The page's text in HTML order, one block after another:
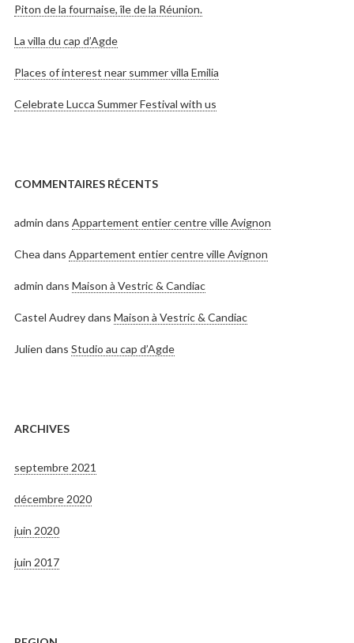
Piton de la fournaise, île de la Réunion.
La villa du cap d’Agde
Places of interest near summer villa Emilia
Celebrate Lucca Summer Festival with us
COMMENTAIRES RÉCENTS
admin dans Appartement entier centre ville Avignon
Chea dans Appartement entier centre ville Avignon
admin dans Maison à Vestric & Candiac
Castel Audreydans Maison à Vestric & Candiac
Julien dans Studio au cap d’Agde
ARCHIVES
septembre 2021
décembre 2020
juin 2020
juin 2017